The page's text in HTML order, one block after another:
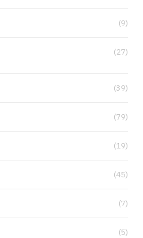
(9)
(27)
(39)
(79)
(19)
(45)
(7)
(5)